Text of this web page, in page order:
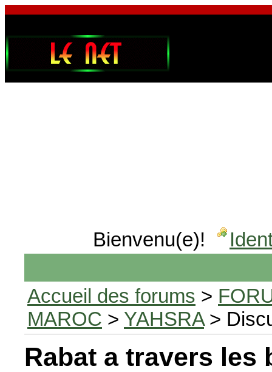
Bienvenu(e)!
Accueil des forums >
MAROC > YAHSRA>
Rabat a travers les